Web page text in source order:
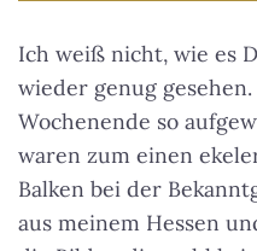
Ich weiß nicht, wie es
wieder genug
Wochenende so
waren zum einen
Balken bei der
aus meinem Hessen